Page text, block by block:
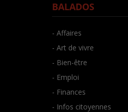
BALADOS
- Affaires
- Art de vivre
- Bien-être
- Emploi
- Finances
- Infos citoyennes